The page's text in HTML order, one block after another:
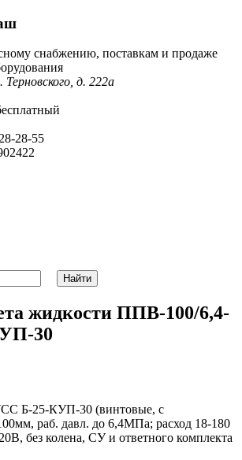
снабжению, поставкам и продаже
Терновского, д. 222а
28-55
жидкости ППВ-100/6,4-
30
Б-25-КУП-30 (винтовые, с
раб. давл. до 6,4МПа; расход 18-180
без колена, СУ и ответного комплекта